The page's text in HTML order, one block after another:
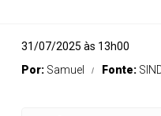
31/07/2025 às 13h00
Por: Samuel Fonte: